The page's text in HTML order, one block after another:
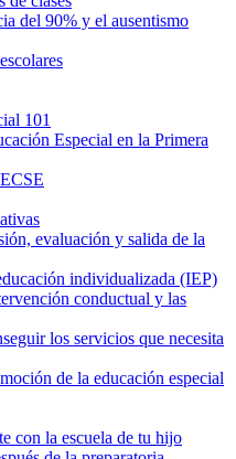
del 90% y el ausentismo
101
Especial en la Primera
evaluación y salida de la
individualizada (IEP)
conductual y las
los servicios que necesita
de la educación especial
con la escuela de tu hijo